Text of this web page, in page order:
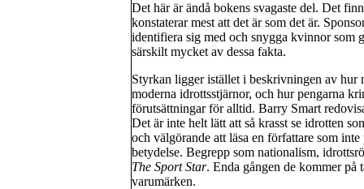
Det här är ändå bokens svagaste del. Det
konstaterar mest att det är som det är.
identifiera sig med och snygga kvinnor som
särskilt mycket av dessa fakta.
Styrkan ligger istället i beskrivningen av
moderna idrottsstjärnor, och hur pengarna
förutsättningar för alltid. Barry Smart
Det är inte helt lätt att så krasst se idrotten
och välgörande att läsa en författare som
betydelse. Begrepp som nationalism,
The Sport Star. Enda gången de kommer på
varumärken.